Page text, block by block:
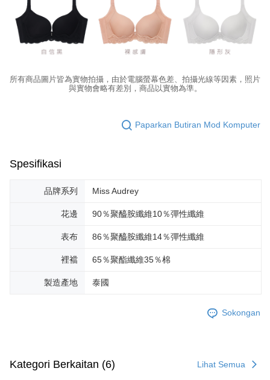
所有商品圖片皆為實物拍攝，由於電腦螢幕色差、拍攝光線等因素，照片
與實物會略有差別，商品以實物為準。
Paparkan Butiran Mod Komputer
Spesifikasi
品牌系列 Miss Audrey
花邊 90％聚醯胺纖維10％彈性纖維
表布 86％聚醯胺纖維14％彈性纖維
裡襠 65％聚酯纖維35％棉
製造產地 泰國
Sokongan
Kategori Berkaitan (6) Lihat Semua